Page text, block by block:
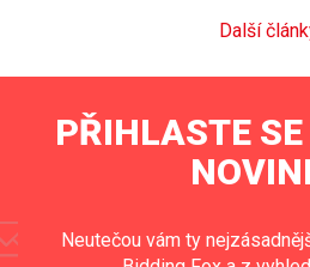
Další
PŘIHLASTE SE
Neutečou vám ty